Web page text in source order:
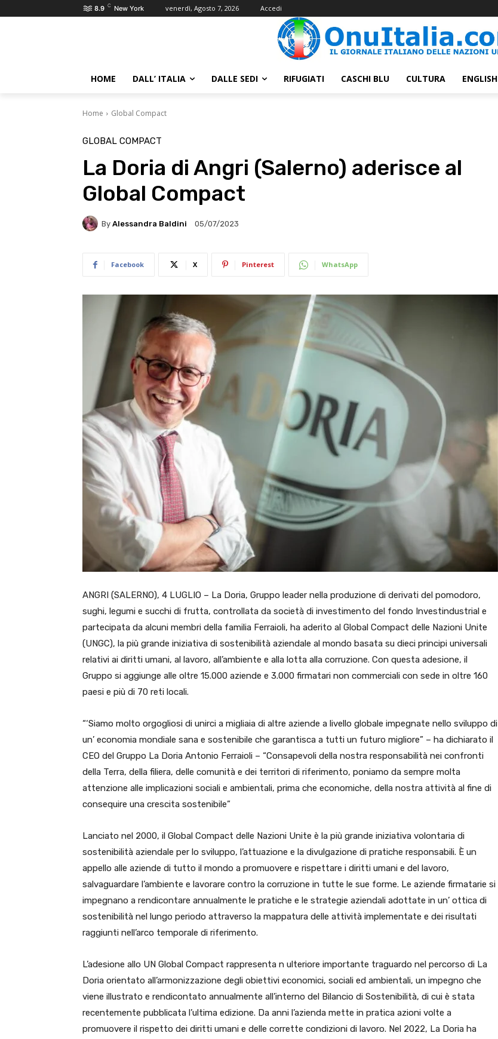
8.9 C New York venerdì, Agosto 7, 2026 Accedi
HOME DALL’ ITALIA DALLE SEDI RIFUGIATI CASCHI BLU CULTURA ENGLISH
Home Global Compact
GLOBAL COMPACT
La Doria di Angri (Salerno) aderisce al
Global Compact
By Alessandra Baldini 05/07/2023
Facebook X Pinterest WhatsApp
ANGRI (SALERNO), 4 LUGLIO – La Doria, Gruppo leader nella produzione di derivati del pomodoro,
sughi, legumi e succhi di frutta, controllata da società di investimento del fondo Investindustrial e
partecipata da alcuni membri della familia Ferraioli, ha aderito al Global Compact delle Nazioni Unite
(UNGC), la più grande iniziativa di sostenibilità aziendale al mondo basata su dieci principi universali
relativi ai diritti umani, al lavoro, all’ambiente e alla lotta alla corruzione. Con questa adesione, il
Gruppo si aggiunge alle oltre 15.000 aziende e 3.000 firmatari non commerciali con sede in oltre 160
paesi e più di 70 reti locali.
“‘Siamo molto orgogliosi di unirci a migliaia di altre aziende a livello globale impegnate nello sviluppo di
un’ economia mondiale sana e sostenibile che garantisca a tutti un futuro migliore” – ha dichiarato il
CEO del Gruppo La Doria Antonio Ferraioli – “Consapevoli della nostra responsabilità nei confronti
della Terra, della filiera, delle comunità e dei territori di riferimento, poniamo da sempre molta
attenzione alle implicazioni sociali e ambientali, prima che economiche, della nostra attività al fine di
consequire una crescita sostenibile”
Lanciato nel 2000, il Global Compact delle Nazioni Unite è la più grande iniziativa volontaria di
sostenibilità aziendale per lo sviluppo, l’attuazione e la divulgazione di pratiche responsabili. È un
appello alle aziende di tutto il mondo a promuovere e rispettare i diritti umani e del lavoro,
salvaguardare l’ambiente e lavorare contro la corruzione in tutte le sue forme. Le aziende firmatarie si
impegnano a rendicontare annualmente le pratiche e le strategie aziendali adottate in un’ ottica di
sostenibilità nel lungo periodo attraverso la mappatura delle attività implementate e dei risultati
raggiunti nell’arco temporale di riferimento.
L’adesione allo UN Global Compact rappresenta n ulteriore importante traguardo nel percorso di La
Doria orientato all’armonizzazione degli obiettivi economici, sociali ed ambientali, un impegno che
viene illustrato e rendicontato annualmente all’interno del Bilancio di Sostenibilità, di cui è stata
recentemente pubblicata l’ultima edizione. Da anni l’azienda mette in pratica azioni volte a
promuovere il rispetto dei diritti umani e delle corrette condizioni di lavoro. Nel 2022, La Doria ha